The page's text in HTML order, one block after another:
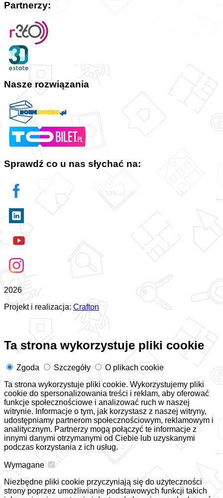
Partnerzy:
Nasze rozwiązania
Sprawdź co u nas słychać na:
2026
Projekt i realizacja: Crafton
Ta strona wykorzystuje pliki cookie
Zgoda Szczegóły
O plikach cookie
Ta strona wykorzystuje pliki cookie. Wykorzystujemy pliki
cookie do spersonalizowania treści i reklam, aby oferować
funkcje społecznościowe i analizować ruch w naszej
witrynie. Informacje o tym, jak korzystasz z naszej witryny,
udostępniamy partnerom społecznościowym, reklamowym i
analitycznym. Partnerzy mogą połączyć te informacje z
innymi danymi otrzymanymi od Ciebie lub uzyskanymi
podczas korzystania z ich usług.
Wymagane
Niezbędne pliki cookie przyczyniają się do użyteczności
strony poprzez umożliwianie podstawowych funkcji takich